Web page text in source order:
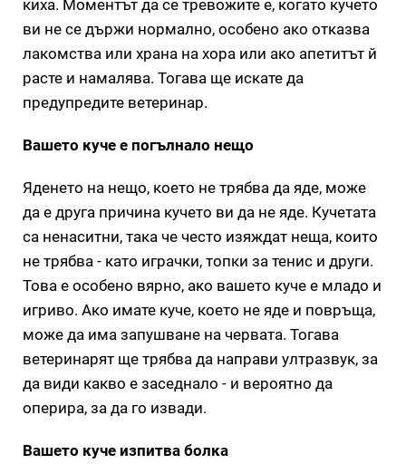
киха. Моментът да се тревожите е, когато кучето
ви не се държи нормално, особено ако отказва
лакомства или храна на хора или ако апетитът й
расте и намалява. Тогава ще искате да
предупредите ветеринар.
Вашето куче е погълнало нещо
Яденето на нещо, което не трябва да яде, може
да е друга причина кучето ви да не яде. Кучетата
са ненаситни, така че често изяждат неща, които
не трябва - като играчки, топки за тенис и други.
Това е особено вярно, ако вашето куче е младо и
игриво. Ако имате куче, което не яде и повръща,
може да има запушване на червата. Тогава
ветеринарят ще трябва да направи ултразвук, за
да види какво е заседнало - и вероятно да
оперира, за да го извади.
Вашето куче изпитва болка